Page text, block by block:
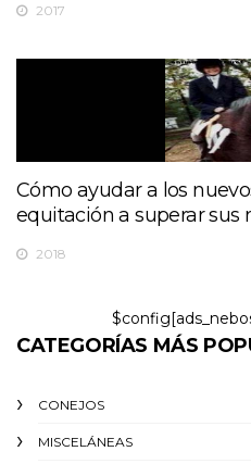
2017
Cómo ayudar a los
equitación a superar sus
2018
CATEGORÍAS MÁS
CONEJOS
MISCELÁNEAS